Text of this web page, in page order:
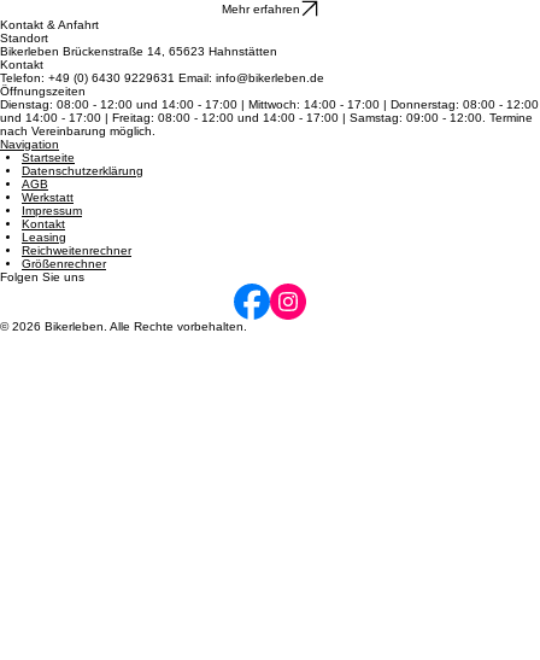
Komfortabel durch den Alltag oder auf langen Touren. Entspanntes Fahren für Stadt und
Freizeit.
Mehr erfahren
Kontakt & Anfahrt
Standort
Bikerleben Brückenstraße 14, 65623 Hahnstätten
Kontakt
Telefon: +49 (0) 6430 9229631 Email: info@bikerleben.de
Öffnungszeiten
Dienstag: 08:00 - 12:00 und 14:00 - 17:00 | Mittwoch: 14:00 - 17:00 | Donnerstag: 08:00 - 12:00
und 14:00 - 17:00 | Freitag: 08:00 - 12:00 und 14:00 - 17:00 | Samstag: 09:00 - 12:00. Termine
nach Vereinbarung möglich.
Navigation
Startseite
Datenschutzerklärung
AGB
Werkstatt
Impressum
Kontakt
Leasing
Reichweitenrechner